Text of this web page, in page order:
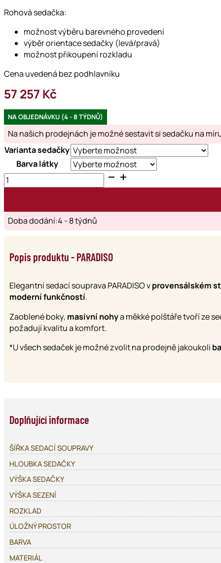
Rohová sedačka:
možnost výběru barevného provedení
výběr orientace sedačky (levá/pravá)
možnost přikoupení rozkladu
Cena uvedená bez podhlavníku
57 257 Kč
NA OBJEDNÁVKU (4 - 8 TÝDNŮ)
Na našich prodejnách je možné sestavit si sedačku na
Varianta sedačky
Barva látky
PARADISO
množství
Doba dodání:4 - 8 týdnů
Popis produktu - PARADISO
Elegantní sedací souprava PARADISO vprovensálském
moderní funkčností.
Zaoblené boky, masivní nohya měkké polštáře tvoří ze
požadují kvalitu a komfort.
*U všech sedaček je možné zvolit na prodejně jakoukoli
Doplňující informace
ŠÍŘKA SEDACÍ SOUPRAVY
HLOUBKA SEDAČKY
VÝŠKA SEDAČKY
VÝŠKA SEZENÍ
ROZKLAD
ÚLOŽNÝ PROSTOR
BARVA
MATERIÁL